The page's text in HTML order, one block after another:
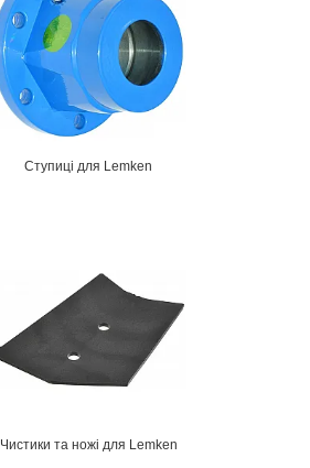
Ступиці для Lemken
Чистики та ножі для Lemken